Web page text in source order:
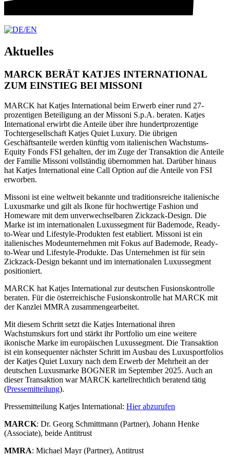
Aktuelles
MARCK BERÄT KATJES INTERNATIONAL
ZUM EINSTIEG BEI MISSONI
MARCK hat Katjes International beim Erwerb einer rund 27-
prozentigen Beteiligung an der Missoni S.p.A. beraten. Katjes
International erwirbt die Anteile über ihre hundertprozentige
Tochtergesellschaft Katjes Quiet Luxury. Die übrigen
Geschäftsanteile werden künftig vom italienischen Wachstums-
Equity Fonds FSI gehalten, der im Zuge der Transaktion die Anteile
der Familie Missoni vollständig übernommen hat. Darüber hinaus
hat Katjes International eine Call Option auf die Anteile von FSI
erworben.
Missoni ist eine weltweit bekannte und traditionsreiche italienische
Luxusmarke und gilt als Ikone für hochwertige Fashion und
Homeware mit dem unverwechselbaren Zickzack-Design. Die
Marke ist im internationalen Luxussegment für Bademode, Ready-
to-Wear und Lifestyle-Produkten fest etabliert. Missoni ist ein
italienisches Modeunternehmen mit Fokus auf Bademode, Ready-
to-Wear und Lifestyle-Produkte. Das Unternehmen ist für sein
Zickzack-Design bekannt und im internationalen Luxussegment
positioniert.
MARCK hat Katjes International zur deutschen Fusionskontrolle
beraten. Für die österreichische Fusionskontrolle hat MARCK mit
der Kanzlei MMRA zusammengearbeitet.
Mit diesem Schritt setzt die Katjes International ihren
Wachstumskurs fort und stärkt ihr Portfolio um eine weitere
ikonische Marke im europäischen Luxussegment. Die Transaktion
ist ein konsequenter nächster Schritt im Ausbau des Luxusportfolios
der Katjes Quiet Luxury nach dem Erwerb der Mehrheit an der
deutschen Luxusmarke BOGNER im September 2025. Auch an
dieser Transaktion war MARCK kartellrechtlich beratend tätig
(Pressemitteilung).
Pressemitteilung Katjes International: Hier abzurufen
MARCK: Dr. Georg Schmittmann (Partner), Johann Henke
(Associate), beide Antitrust
MMRA: Michael Mayr (Partner), Antitrust